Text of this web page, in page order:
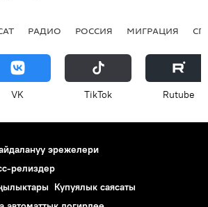
РАДИО РОССИЯ МИГРАЦИЯ
VK ТikТоk Rutube
эрежелери
релиздер
Купуялык саясаты